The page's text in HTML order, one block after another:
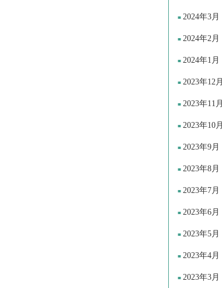
2024年3月
2024年2月
2024年1月
2023年12月
2023年11月
2023年10月
2023年9月
2023年8月
2023年7月
2023年6月
2023年5月
2023年4月
2023年3月